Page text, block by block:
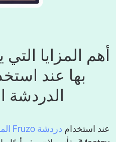
أهم المزايا
بها عند
الدردشة
عند استخدام دردشة Fruzo المباشرة